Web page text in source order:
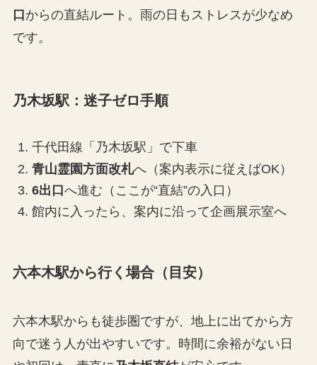
口 からの直結ルート。雨の日もストレスが少なめ
です。
乃木坂駅：迷子ゼロ手順
千代田線「乃木坂駅」で下車
青山霊園方面改札へ（案内表示に従えばOK）
6出口へ進む（ここが“直結”の入口）
館内に入ったら、案内に沿って企画展示室へ
六本木駅から行く場合（目安）
六本木駅からも徒歩圏ですが、地上に出てから方
向で迷う人が出やすいです。時間に余裕がない日